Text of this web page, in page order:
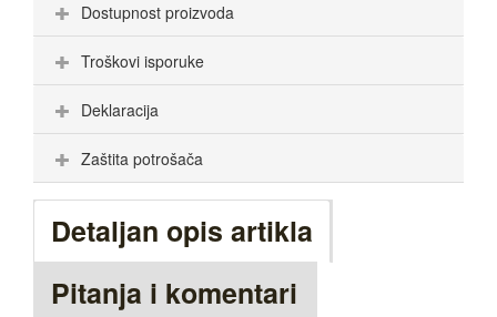
Dostupnost proizvoda
Troškovi isporuke
Deklaracija
Zaštita potrošača
Detaljan opis artikla
Pitanja i komentari